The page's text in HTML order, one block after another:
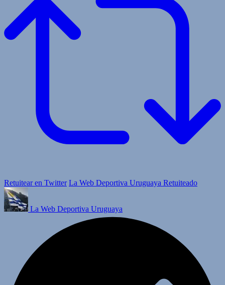
Retuitear en Twitter La Web Deportiva Uruguaya Retuiteado
La Web Deportiva Uruguaya